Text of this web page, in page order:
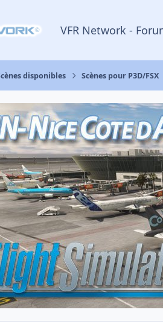
VFR Network -
disponibles Scènes pour P3D/FSX